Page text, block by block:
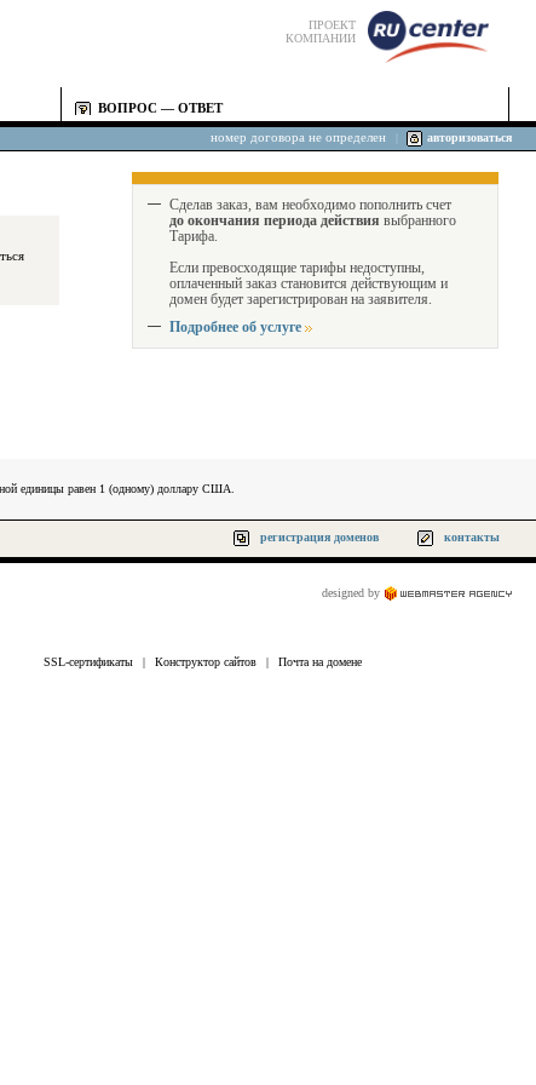
ПРОЕКТ
КОМПАНИИ
ВОПРОС — ОТВЕТ
номер договора не определен авторизоваться
Сделав заказ, вам необходимо пополнить счет
до окончания периода действия выбранного
Тарифа.
Если превосходящие тарифы недоступны,
оплаченный заказ становится действующим и
домен будет зарегистрирован на заявителя.
Подробнее об услуге
единицы равен 1 (одному) доллару США.
регистрация доменов контакты
designed by
SSL-сертификаты | Конструктор сайтов | Почта на домене